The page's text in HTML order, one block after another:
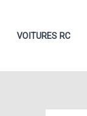
VOITURES RC